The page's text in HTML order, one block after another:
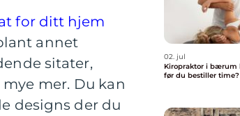
for ditt hjem
annet
sitater,
mer. Du kan
designs der du
02. jul
Kiropraktor i bærum hva bør du vite
før du bestiller time?